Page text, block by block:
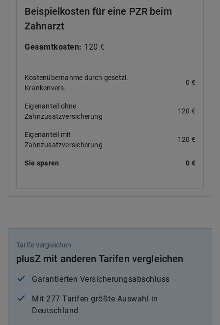
Beispielkosten für eine PZR beim
Zahnarzt
Gesamtkosten: 120 €
Kostenübernahme durch gesetzl.
Krankenvers.
0 €
Eigenanteil ohne
Zahnzusatzversicherung
120 €
Eigenanteil mit
Zahnzusatzversicherung
120 €
Sie sparen 0 €
Tarife vergleichen
plusZ mit anderen Tarifen vergleichen
Garantierten Versicherungsabschluss
Mit 277 Tarifen größte Auswahl in
Deutschland